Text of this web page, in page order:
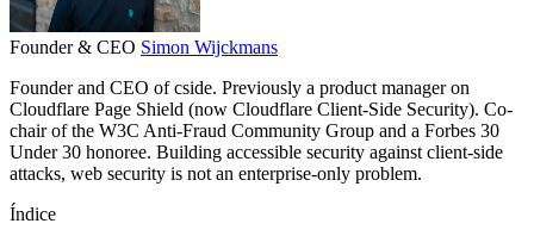
Founder & CEO Simon Wijckmans
Founder and CEO of cside. Previously a product manager on
Cloudflare Page Shield (now Cloudflare Client-Side Security). Co-
chair of the W3C Anti-Fraud Community Group and a Forbes 30
Under 30 honoree. Building accessible security against client-side
attacks, web security is not an enterprise-only problem.
Índice